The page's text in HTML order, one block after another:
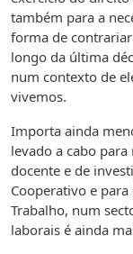
também para a
forma de
longo da última
num contexto de
vivemos.
Importa ainda
levado a cabo
docente e de
Cooperativo e
Trabalho, num
laborais é ainda